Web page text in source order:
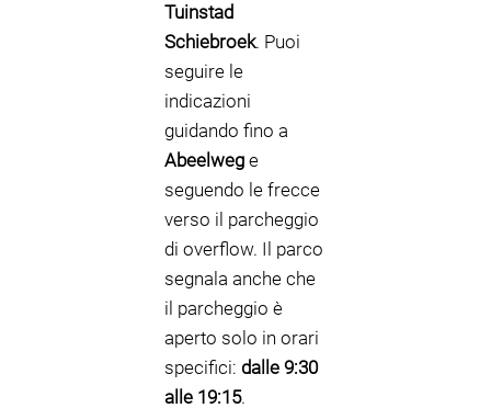
Tuinstad
Schiebroek. Puoi
seguire le
indicazioni
guidando fino a
Abeelweg e
seguendo le frecce
verso il parcheggio
di overflow. Il parco
segnala anche che
il parcheggio è
aperto solo in orari
specifici: dalle 9:30
alle 19:15.